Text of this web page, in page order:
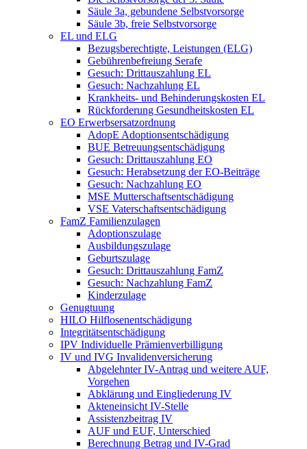
Säule 3a, gebundene Selbstvorsorge
Säule 3b, freie Selbstvorsorge
EL und ELG
Bezugsberechtigte, Leistungen (ELG)
Gebührenbefreiung Serafe
Gesuch: Drittauszahlung EL
Gesuch: Nachzahlung EL
Krankheits- und Behinderungskosten EL
Rückforderung Gesundheitskosten EL
EO Erwerbsersatzordnung
AdopE Adoptionsentschädigung
BUE Betreuungsentschädigung
Gesuch: Drittauszahlung EO
Gesuch: Herabsetzung der EO-Beiträge
Gesuch: Nachzahlung EO
MSE Mutterschaftsentschädigung
VSE Vaterschaftsentschädigung
FamZ Familienzulagen
Adoptionszulage
Ausbildungszulage
Geburtszulage
Gesuch: Drittauszahlung FamZ
Gesuch: Nachzahlung FamZ
Kinderzulage
Genugtuung
HILO Hilflosenentschädigung
Integritätsentschädigung
IPV Individuelle Prämienverbilligung
IV und IVG Invalidenversicherung
Abgelehnter IV-Antrag und weitere AUF,
Vorgehen
Abklärung und Eingliederung IV
Akteneinsicht IV-Stelle
Assistenzbeitrag IV
AUF und EUF, Unterschied
Berechnung Betrag und IV-Grad